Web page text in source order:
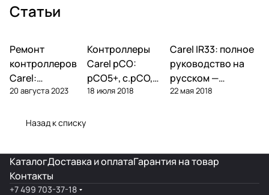
Статьи
Автоматика и
контроллеры
Ремонт
контроллеров
Carel:
диагностика
поломок и
20 августа 2023
Автоматика и
контроллеры
Контроллеры
Carel pCO:
pCO5+, c.pCO,
pCO mini —
18 июля 2018
Автоматика и
контроллеры
Carel IR33: полное
руководство на
русском —
параметры,
22 мая 2018
Назад к списку
КаталогДоставка и оплатаГарантия на товар
Контакты
+7 499 703-37-18